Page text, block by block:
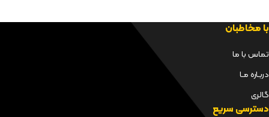
با مخاطبان
تماس با ما
دربـاره مـا
گالری
دسترسی سریع